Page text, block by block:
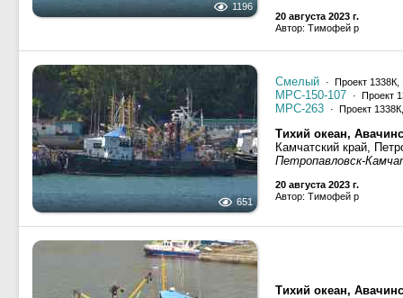
1196
20 августа 2023 г.
Автор: Тимофей р
651
Смелый · Проект
МРС-150-107 · Проект
МРС-263 · Проект
Тихий океан,
Камчатский край,
Петропавловск-
20 августа 2023 г.
Автор: Тимофей р
Тихий океан,